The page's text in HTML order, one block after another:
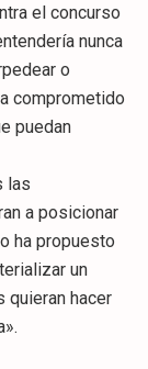
el concurso
nunca
o
comprometido
puedan
las
a posicionar
ha propuesto
un
quieran hacer